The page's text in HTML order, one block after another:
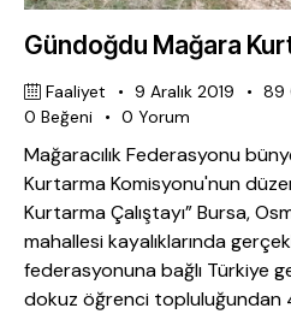
Gündoğdu Mağara
Faaliyet 9 Aralık 2019 89
0 Beğeni 0 Yorum
Mağaracılık Federasyonu
Kurtarma Komisyonu'nun
Kurtarma Çalıştayı” Bursa,
mahallesi kayalıklarında
federasyonuna bağlı Türkiye
dokuz öğrenci topluluğundan